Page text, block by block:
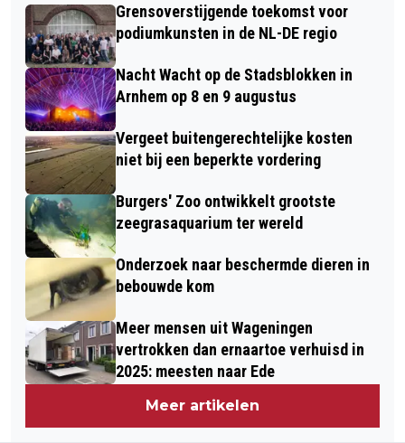
Grensoverstijgende toekomst voor
podiumkunsten in de NL-DE regio
Nacht Wacht op de Stadsblokken in
Arnhem op 8 en 9 augustus
Vergeet buitengerechtelijke kosten
niet bij een beperkte vordering
Burgers' Zoo ontwikkelt grootste
zeegrasaquarium ter wereld
Onderzoek naar beschermde dieren in
bebouwde kom
Meer mensen uit Wageningen
vertrokken dan ernaartoe verhuisd in
2025: meesten naar Ede
Meer artikelen